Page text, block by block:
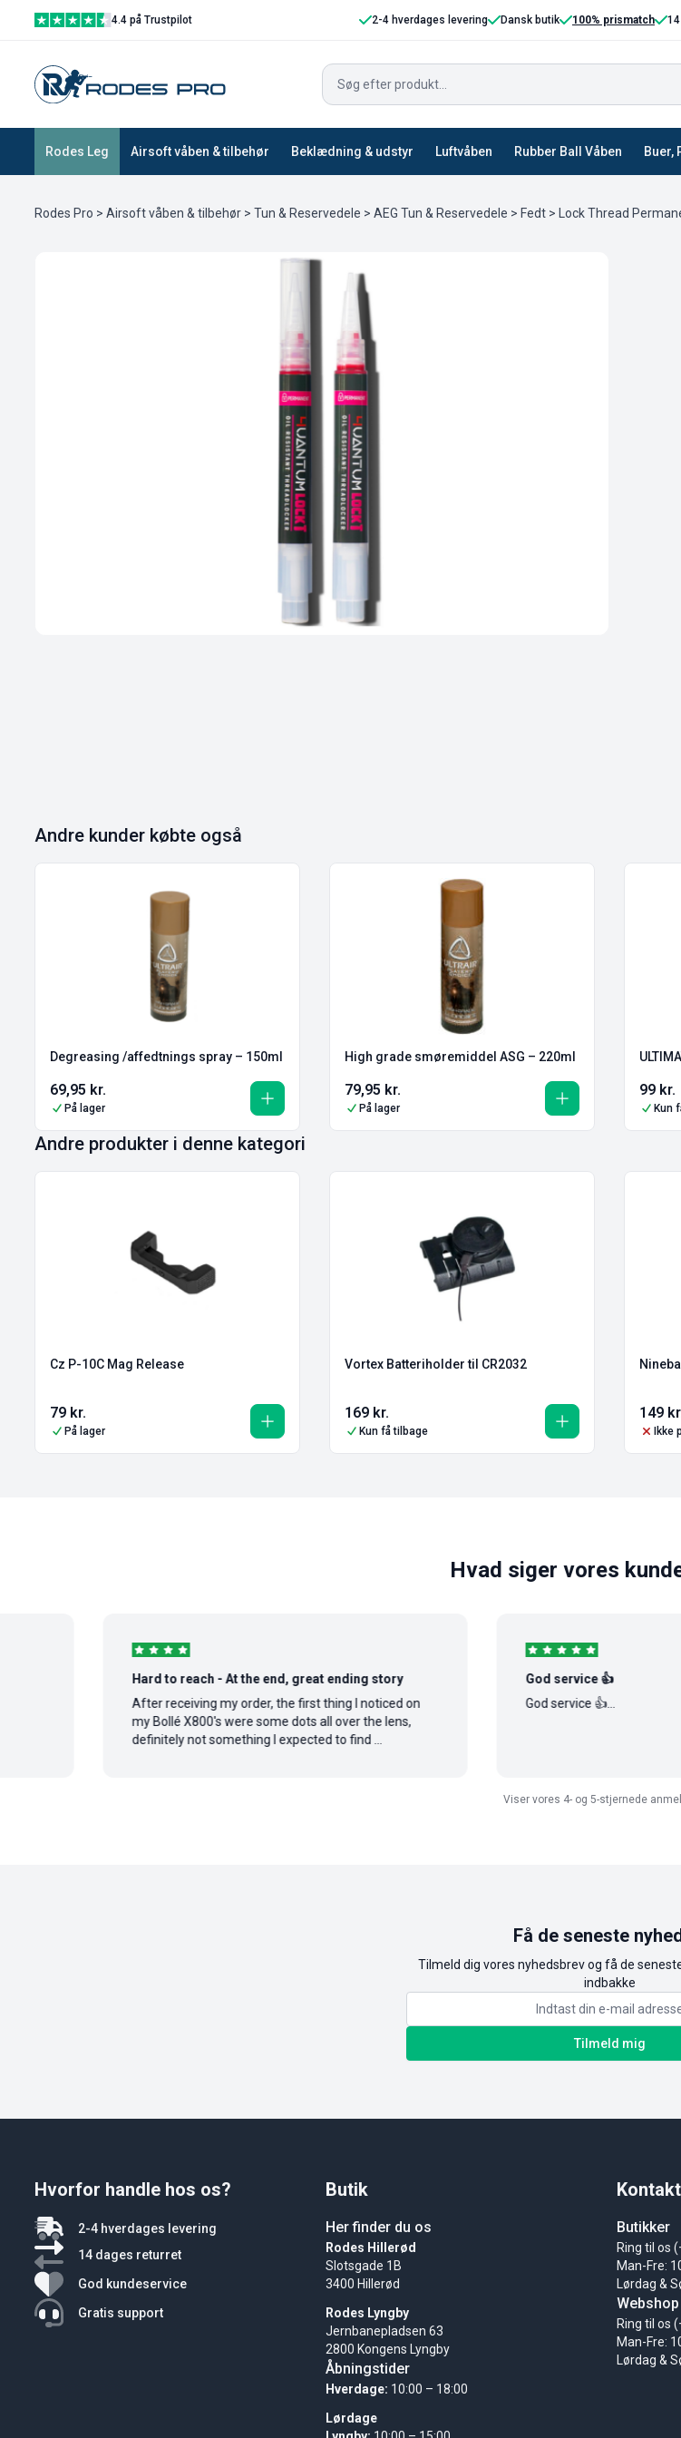
4.4 på Trustpilot 2-4 hverdages levering Dansk butik 100% prismatch
Rodes Leg Airsoft våben & tilbehør Beklædning & udstyr Luftvåben Rubber Ball Våben Buer,
Rodes Pro > Airsoft våben & tilbehør > Tun & Reservedele > AEG Tun & Reservedele > Fedt > Lock Thread
Andre kunder købte også
Degreasing /affedtnings spray – 150ml
69,95 kr.
På lager
High grade smøremiddel ASG – 220ml
79,95 kr.
På lager
99 kr.
Kun
Andre produkter i denne kategori
Cz P-10C Mag Release
79 kr.
På lager
Vortex Batteriholder til CR2032
169 kr.
Kun få tilbage
149
Ikke
Hvad siger vores
Hard to reach - At the end, great ending story
After receiving my order, the first thing I noticed on
my Bollé X800's were some dots all over the lens,
definitely not something I expected to find ...
God service 👍
God service 👍...
Viser vores 4- og 5-stjernede
Få de seneste
Tilmeld dig vores nyhedsbrev og få de
indbakke
Tilmeld mig
Butik
Her finder du os
Rodes Hillerød
Slotsgade 1B
3400 Hillerød
Rodes Lyngby
Jernbanepladsen 63
2800 Kongens Lyngby
Åbningstider
Hverdage: 10:00 – 18:00
Lørdage
Kontakt
Butikker
Ring til os
Man-Fre:
Lørdag &
Webshop
Ring til os
Man-Fre:
Lørdag &
Hvorfor handle hos os?
2-4 hverdages levering
14 dages returret
God kundeservice
Gratis support